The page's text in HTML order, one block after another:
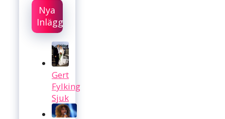
Nya
Inlägg
Gert
Fylking
Sjuk